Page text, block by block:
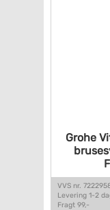
Grohe
VVS nr.
Levering 1-2
Fragt 99,-